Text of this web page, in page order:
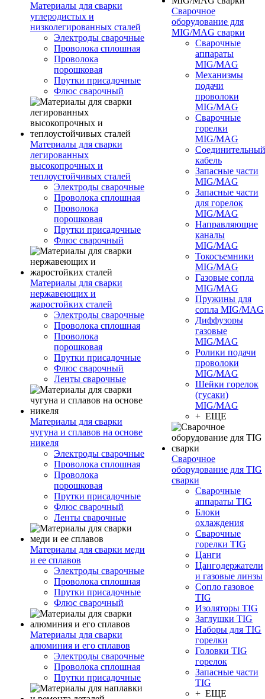
Материалы для сварки
углеродистых и
низколегированных сталей
Электроды сварочные
Проволока сплошная
Проволока
порошковая
Прутки присадочные
Флюс сварочный
Материалы для сварки
легированных
высокопрочных и
теплоустойчивых сталей
Электроды сварочные
Проволока сплошная
Проволока
порошковая
Прутки присадочные
Флюс сварочный
Материалы для сварки
нержавеющих и
жаростойких сталей
Электроды сварочные
Проволока сплошная
Проволока
порошковая
Прутки присадочные
Флюс сварочный
Ленты сварочные
Материалы для сварки
чугуна и сплавов на основе
никеля
Электроды сварочные
Проволока сплошная
Проволока
порошковая
Прутки присадочные
Флюс сварочный
Ленты сварочные
Материалы для сварки меди
и ее сплавов
Электроды сварочные
Проволока сплошная
Прутки присадочные
Флюс сварочный
Материалы для сварки
алюминия и его сплавов
Электроды сварочные
Проволока сплошная
Прутки присадочные
Сварочное
оборудование для
MIG/MAG сварки
Сварочные
аппараты
MIG/MAG
Механизмы
подачи
проволоки
MIG/MAG
Сварочные
горелки
MIG/MAG
Соединительный
кабель
Запасные части
MIG/MAG
Запасные части
для горелок
MIG/MAG
Направляющие
каналы
MIG/MAG
Токосъемники
MIG/MAG
Газовые сопла
MIG/MAG
Пружины для
сопла MIG/MAG
Диффузоры
газовые
MIG/MAG
Ролики подачи
проволоки
MIG/MAG
Шейки горелок
(гусаки)
MIG/MAG
+ ЕЩЕ
Сварочное
оборудование для TIG
сварки
Сварочные
аппараты TIG
Блоки
охлаждения
Сварочные
горелки TIG
Цанги
Цангодержатели
и газовые линзы
Сопло газовое
TIG
Изоляторы TIG
Заглушки TIG
Наборы для TIG
горелки
Головки TIG
горелок
Запасные части
TIG
+ ЕЩЕ